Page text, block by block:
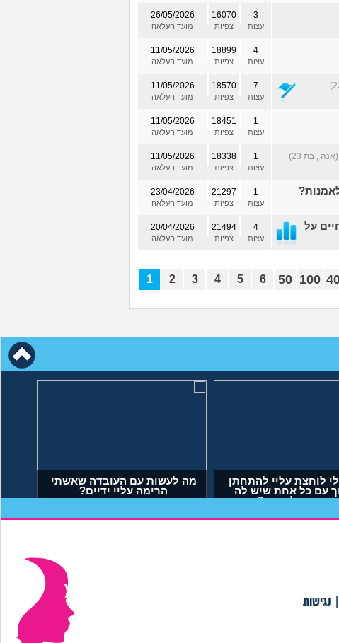
26/05/2026
מועד העלאה
16070
צפיות
3
עצות
11/05/2026
מועד העלאה
18899
צפיות
4
עצות
11/05/2026
מועד העלאה
18570
צפיות
7
עצות
11/05/2026
מועד העלאה
18451
צפיות
1
עצות
(אנה , בת 23) 11/05/2026
מועד העלאה
18338
צפיות
1
עצות
23/04/2026
מועד העלאה
21297
צפיות
1
עצות
על
20/04/2026
מועד העלאה
21494
צפיות
4
עצות
1 2 3 4 5 6 50 100
מה לעשות עם העובדה שאשתי
הרימה עליי ידיים?
לוחצת עליי להתחתן
עם כל אחת שיש לה
מה לעשות?
נגישות